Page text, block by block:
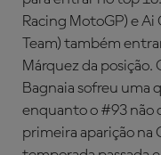
Racing MotoGP) e
Team) também
Márquez da
Bagnaia sofreu uma
enquanto o #93 não
primeira aparição na